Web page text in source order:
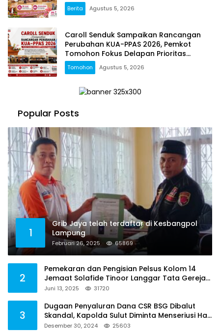
Berita Agustus 5, 2026
Caroll Senduk Sampaikan Rancangan
Perubahan KUA-PPAS 2026, Pemkot
Tomohon Fokus Delapan Prioritas
Pembangunan
Tomohon Agustus 5, 2026
Popular Posts
1
Grib Jaya telah terdaftar di Kesbangpol
Lampung
Februari 26, 2025 65869
2
Pemekaran dan Pengisian Pelsus Kolom 14
Jemaat Solafide Tinoor Langgar Tata Gereja
2021, Toreh : Ini Perbuatan Melawan Hukum
Juni 13, 2025 31720
3
Dugaan Penyaluran Dana CSR BSG Dibalut
Skandal, Kapolda Sulut Diminta Menseriusi Hal
ini
Desember 30, 2024 25603